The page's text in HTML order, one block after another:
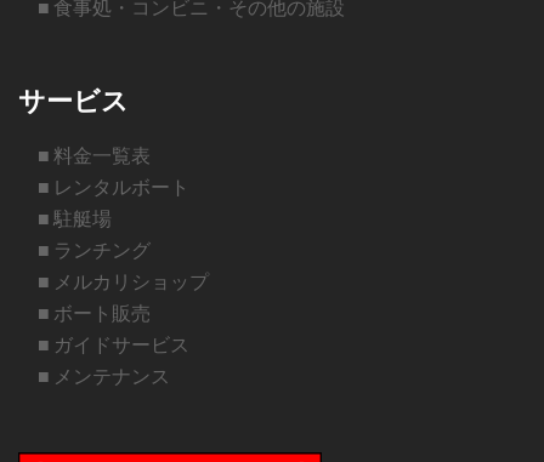
■ 食事処・コンビニ・その他の施設
サービス
■ 料金一覧表
■ レンタルボート
■ 駐艇場
■ ランチング
■ メルカリショップ
■ ボート販売
■ ガイドサービス
■ メンテナンス